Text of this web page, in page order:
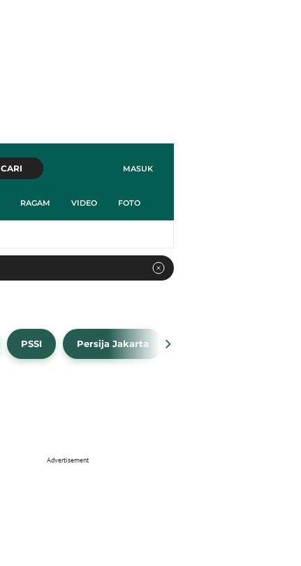
MASUK
CARI
RAGAM VIDEO FOTO
PSSI Persija Jakarta
Advertisement